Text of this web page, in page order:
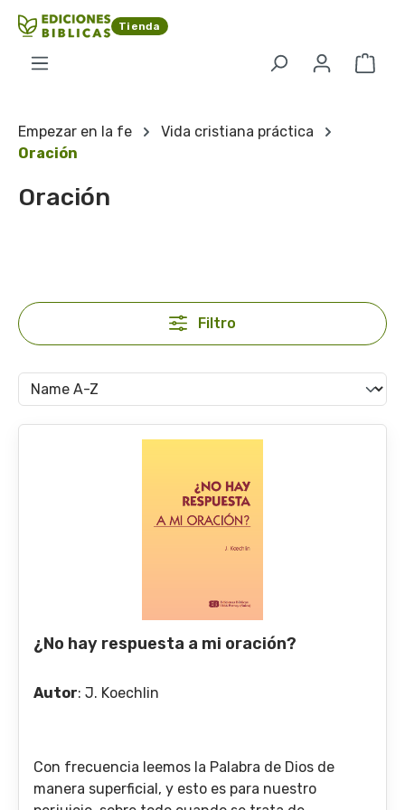
Saltar al contenido principal
Tienda
El
Empezar en la fe
Vida cristiana práctica
Oración
Oración
Filtro
¿No hay respuesta a mi oración?
Autor: J. Koechlin
Con frecuencia leemos la Palabra de Dios de
manera superficial, y esto es para nuestro